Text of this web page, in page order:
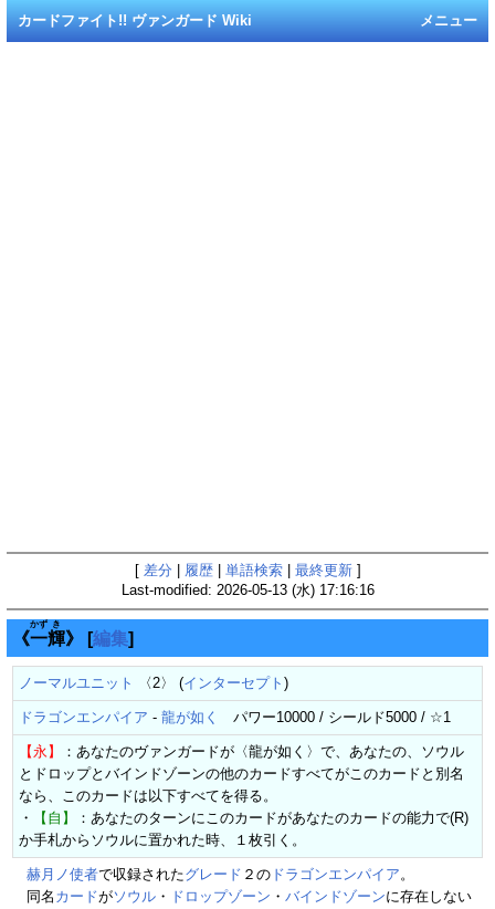
メニュー
カードファイト!! ヴァンガード Wiki
[ 差分 履歴| 単語検索| 最終更新]
Last-modified: 2026-05-13 (水) 17:16:16
《一
かず
輝
き
》 [編集]
ノーマルユニット 〈2〉 (インターセプト )
ドラゴンエンパイア - 龍が如く パワー10000 / シールド5000 / ☆1
【永】
：あなたのヴァンガードが〈龍が如く〉で、あなたの、ソウル
とドロップとバインドゾーンの他のカードすべてがこのカードと別名
なら、このカードは以下すべてを得る。
・
【自】
：あなたのターンにこのカードがあなたのカードの能力で(R)
か手札からソウルに置かれた時、１枚引く。
赫月ノ使者で収録されたグレード ２の ドラゴンエンパイア。
同名 カードがソウル ・ ドロップゾーン ・ バインドゾーンに存在しない